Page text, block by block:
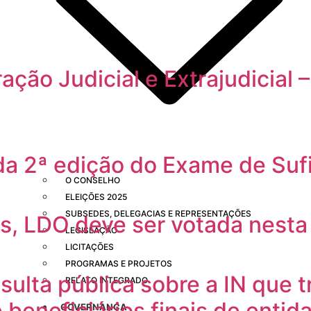
O CONSELHO
ELEIÇÕES 2025
SUBSEDES, DELEGACIAS E REPRESENTAÇÕES
LEGISLAÇÃO
LICITAÇÕES
PROGRAMAS E PROJETOS
RELATO INTEGRADO
GOVERNANÇA
Judicial e Extrajudicial
2ª edição do Exame de
LDO deve ser votada
pública sobre a IN que